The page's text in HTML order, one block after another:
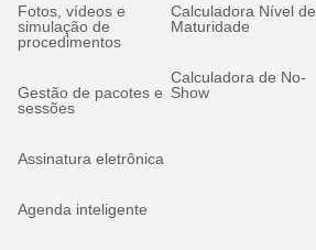
Fotos, vídeos e
simulação de
procedimentos
Gestão de pacotes e
sessões
Assinatura eletrônica
Agenda inteligente
Calculadora Nível de
Maturidade
Calculadora de No-
Show